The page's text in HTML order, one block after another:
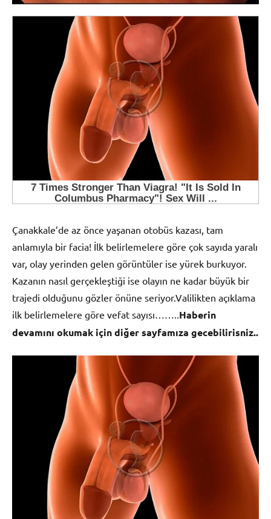
Çanakkale’de az önce yaşanan otobüs kazası, tam
anlamıyla bir facia! İlk belirlemelere göre çok sayıda yaralı
var, olay yerinden gelen görüntüler ise yürek burkuyor.
Kazanın nasıl gerçekleştiği ise olayın ne kadar büyük bir
trajedi olduğunu gözler önüne seriyor.Valilikten açıklama
ilk belirlemelere göre vefat sayısı……..Haberin
devamını okumak için diğer sayfamıza gecebilirisniz..